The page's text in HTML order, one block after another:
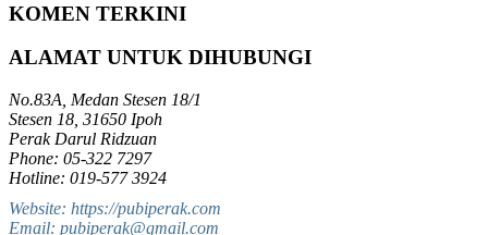
KOMEN TERKINI
ALAMAT UNTUK DIHUBUNGI
No.83A, Medan Stesen 18/1
Stesen 18, 31650 Ipoh
Perak Darul Ridzuan
Phone: 05-322 7297
Hotline: 019-577 3924
Website: https://pubiperak.com
Email: pubiperak@gmail.com